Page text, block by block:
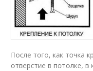
После того, как точка
отверстие в потолке, в